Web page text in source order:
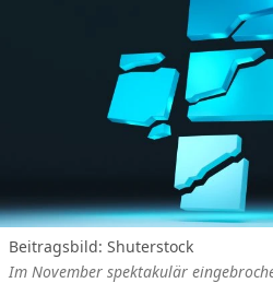
Beitragsbild: Shuterstock
Im November spektakulär